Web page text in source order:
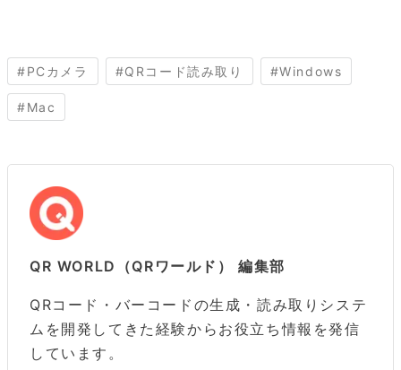
#PCカメラ #QRコード読み取り #Windows
#Mac
QR WORLD（QRワールド） 編集部
QRコード・バーコードの生成・読み取りシステ
ムを開発してきた経験からお役立ち情報を発信
しています。